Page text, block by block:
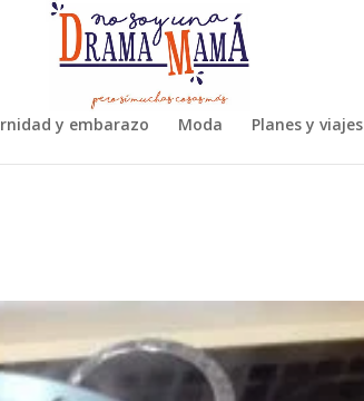
y embarazo Moda Planes y viajes